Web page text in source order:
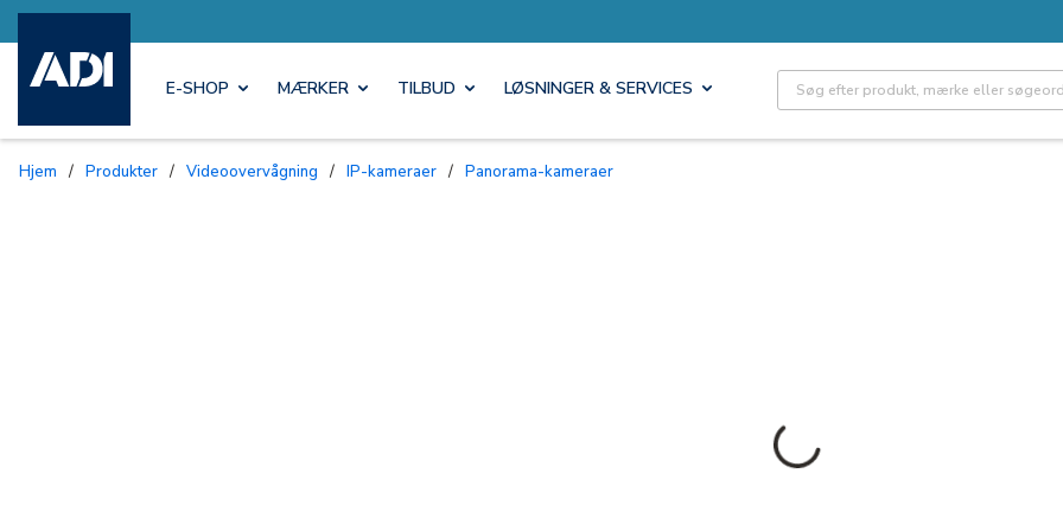
E-SHOP MÆRKER TILBUD LØSNINGER & SERVICES Site Search
Hjem / Produkter / Videoovervågning / IP-kameraer / Panorama-kameraer